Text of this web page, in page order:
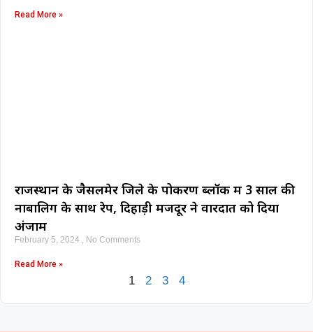
Read More »
राजस्थान के जैसलमेर जिले के पोकरण ब्लॉक में 3 साल की
नाबालिग के साथ रेप, दिहाड़ी मजदूर ने वारदात को दिया
अंजाम
February 5, 2024 No Comments
Read More »
1 2 3 4